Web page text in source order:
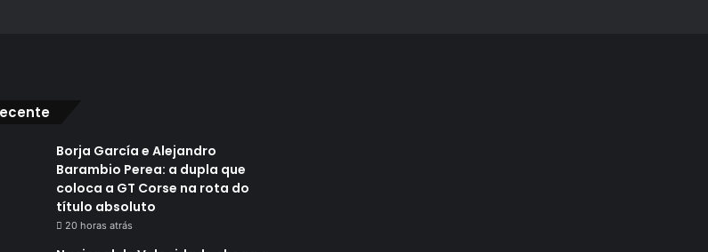
Borja García e Alejandro
Barambio Perea: a dupla que
coloca a GT Corse na rota do
título absoluto
20 horas atrás